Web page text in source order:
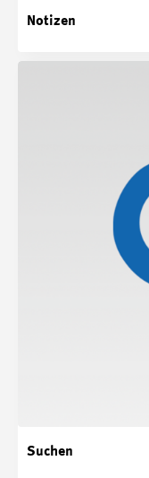
Notizen
Suchen